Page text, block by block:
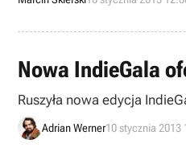
Nowa IndieGala
Ruszyła nowa edycja
Adrian Werner10 stycznia 2013